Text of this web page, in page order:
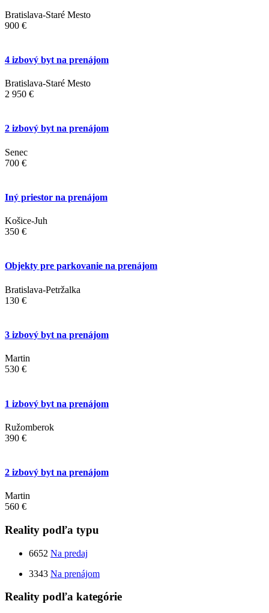
Bratislava-Staré Mesto
900 €
4 izbový byt na prenájom
Bratislava-Staré Mesto
2 950 €
2 izbový byt na prenájom
Senec
700 €
Iný priestor na prenájom
Košice-Juh
350 €
Objekty pre parkovanie na prenájom
Bratislava-Petržalka
130 €
3 izbový byt na prenájom
Martin
530 €
1 izbový byt na prenájom
Ružomberok
390 €
2 izbový byt na prenájom
Martin
560 €
Reality podľa typu
6652 Na predaj
3343 Na prenájom
Reality podľa kategórie